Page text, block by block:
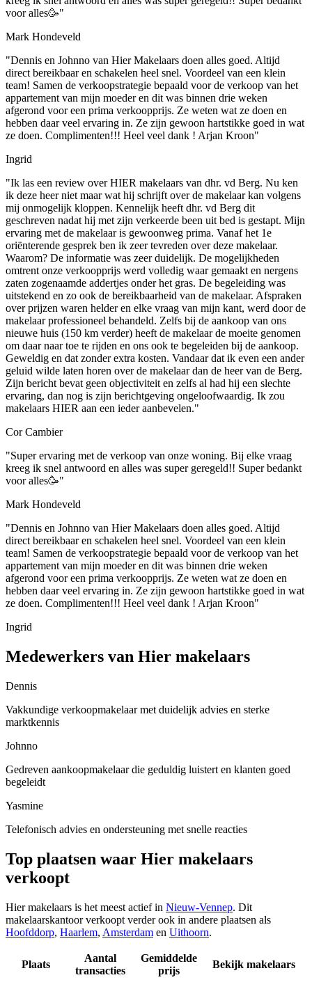
voor alles🥳"
Mark Hondeveld
"Dennis en Johnno van Hier Makelaars doen alles goed. Altijd
direct bereikbaar en schakelen heel snel. Voordeel van een klein
team! Samen de verkoopstrategie bepaald voor de verkoop van het
appartement van mijn moeder en dit was binnen drie weken
afgerond voor een prima verkoopprijs. Ze weten wat ze doen en
hebben daar veel ervaring in. Ze zijn gewoon hartstikke goed in wat
ze doen. Complimenten!!! Heel veel dank ! Arjan Kroon"
Ingrid
"Ik las een review over HIER makelaars van dhr. vd Berg. Nu ken
ik deze heer niet maar wat hij schrijft over de makelaar kan volgens
mij onmogelijk kloppen. Kennelijk heeft dhr. vd Berg dit
geschreven nadat hij met zijn verkeerde been uit bed is gestapt. Mijn
ervaring met de makelaar is gewoonweg prima. Vanaf het 1e
oriënterende gesprek ben ik zeer tevreden over deze makelaar.
Waarom? De informatie was zeer duidelijk. De mogelijkheden
omtrent onze verkoopprijs werd volledig waar gemaakt en nergens
zaten zogenaamde addertjes onder het gras. De begeleiding was
uitstekend en zo ook de bereikbaarheid van de makelaar. Afspraken
over prijzen waren helder en elke vraag van mijn kant, werd door de
makelaar professioneel behandeld. Zelfs bij de aankoop van ons
nieuwe huis (150 km verder) heeft de makelaar de moeite genomen
om daar naar toe te rijden en ons ook te begeleiden bij de aankoop.
Geweldig en dat zonder extra kosten. Vandaar dat ik even een ander
geluid wilde laten horen over de makelaar dan de heer van de Berg.
Zijn bericht bevat geen objectiviteit en zelfs al had hij een slechte
ervaring, dan nog is zijn berichtgeving ongeloofwaardig. Ik zou
makelaars HIER aan een ieder aanbevelen."
Cor Cambier
"Super ervaring met de verkoop van onze woning. Bij elke vraag
kreeg ik snel antwoord en alles was super geregeld!! Super bedankt
voor alles🥳"
Mark Hondeveld
"Dennis en Johnno van Hier Makelaars doen alles goed. Altijd
direct bereikbaar en schakelen heel snel. Voordeel van een klein
team! Samen de verkoopstrategie bepaald voor de verkoop van het
appartement van mijn moeder en dit was binnen drie weken
afgerond voor een prima verkoopprijs. Ze weten wat ze doen en
hebben daar veel ervaring in. Ze zijn gewoon hartstikke goed in wat
ze doen. Complimenten!!! Heel veel dank ! Arjan Kroon"
Ingrid
Medewerkers van Hier makelaars
Dennis
Vakkundige verkoopmakelaar met duidelijk advies en sterke
marktkennis
Johnno
Gedreven aankoopmakelaar die geduldig luistert en klanten goed
begeleidt
Yasmine
Telefonisch advies en ondersteuning met snelle reacties
Top plaatsen waar Hier makelaars
verkoopt
Hier makelaars is het meest actief in Nieuw-Vennep. Dit
makelaarskantoor verkoopt verder ook in andere plaatsen als
Hoofddorp, Haarlem, Amsterdam en Uithoorn.
Plaats
Aantal
transacties
Gemiddelde
prijs
Bekijk makelaars